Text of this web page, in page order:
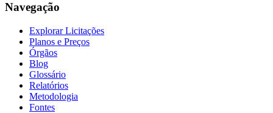
Navegação
Explorar Licitações
Planos e Preços
Órgãos
Blog
Glossário
Relatórios
Metodologia
Fontes